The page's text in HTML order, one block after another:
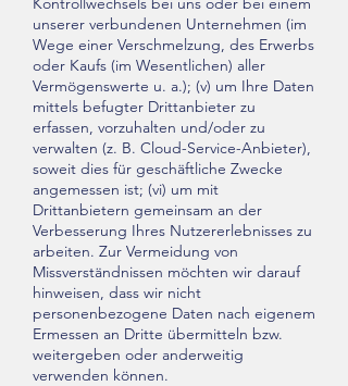
unserer verbundenen Unternehmen (im
Wege einer Verschmelzung, des Erwerbs
oder Kaufs (im Wesentlichen) aller
Vermögenswerte u. a.); (v) um Ihre Daten
mittels befugter Drittanbieter zu
erfassen, vorzuhalten und/oder zu
verwalten (z. B. Cloud-Service-Anbieter),
soweit dies für geschäftliche Zwecke
angemessen ist; (vi) um mit
Drittanbietern gemeinsam an der
Verbesserung Ihres Nutzererlebnisses zu
arbeiten. Zur Vermeidung von
Missverständnissen möchten wir darauf
hinweisen, dass wir nicht
personenbezogene Daten nach eigenem
Ermessen an Dritte übermitteln bzw.
weitergeben oder anderweitig
verwenden können.